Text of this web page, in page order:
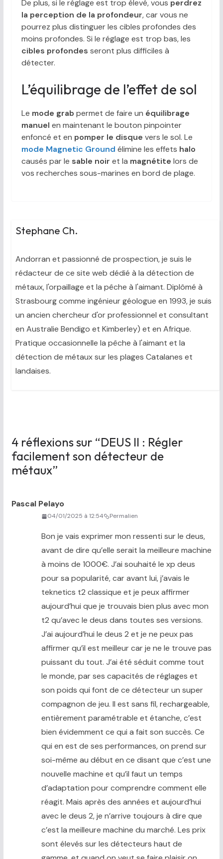
De plus, si le réglage est trop élevé, vous perdrez
la perception de la profondeur, car vous ne
pourrez plus distinguer les cibles profondes des
moins profondes. Si le réglage est trop bas, les
cibles profondes seront plus difficiles à
détecter.
L’équilibrage de l’effet de sol
Le mode grab permet de faire un équilibrage
manuel en maintenant le bouton pinpointer
enfoncé et en pomper le disque vers le sol. Le
mode Magnetic Ground élimine les effets halo
causés par le sable noir et la magnétite lors de
vos recherches sous-marines en bord de plage.
Stephane Ch.
Andorran et passionné de prospection, je suis le
rédacteur de ce site web dédié à la détection de
métaux, l'orpaillage et la pêche à l'aimant. Diplômé à
Strasbourg comme ingénieur géologue en 1993, je suis
un ancien chercheur d'or professionnel et consultant
en Australie Bendigo et Kimberley) et en Afrique.
Pratique occasionnelle la pêche à l'aimant et la
détection de métaux sur les plages Catalanes et
landaises.
4 réflexions sur “DEUS II : Régler
facilement son détecteur de
métaux”
Pascal Pelayo
04/01/2025 à 12:54 Permalien
Bon je vais exprimer mon ressenti sur le deus,
avant de dire qu’elle serait la meilleure machine
à moins de 1000€. J’ai souhaité le xp deus
pour sa popularité, car avant lui, j’avais le
teknetics t2 classique et je peux affirmer
aujourd’hui que je trouvais bien plus avec mon
t2 qu’avec le deus dans toutes ses versions.
J’ai aujourd’hui le deus 2 et je ne peux pas
affirmer qu’il est meilleur car je ne le trouve pas
puissant du tout. J’ai été séduit comme tout
le monde, par ses capacités de réglages et
son poids qui font de ce détecteur un super
compagnon de jeu. Il est sans fil, rechargeable,
entièrement paramétrable et étanche, c’est
bien évidemment ce qui a fait son succès. Ce
qui en est de ses performances, on prend sur
soi-même au début en ce disant que c’est une
nouvelle machine et qu’il faut un temps
d’adaptation pour comprendre comment elle
réagit. Mais après des années et aujourd’hui
avec le deus 2, je n’arrive toujours à dire que
c’est la meilleure machine du marché. Les prix
sont élevés sur les détecteurs haut de